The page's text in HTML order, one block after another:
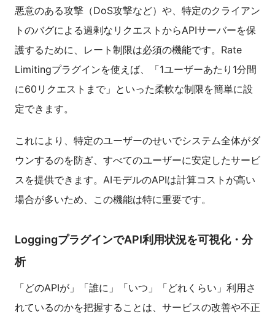
悪意のある攻撃（DoS攻撃など）や、特定のクライアン
トのバグによる過剰なリクエストからAPIサーバーを保
護するために、レート制限は必須の機能です。Rate
Limitingプラグインを使えば、「1ユーザーあたり1分間
に60リクエストまで」といった柔軟な制限を簡単に設
定できます。
これにより、特定のユーザーのせいでシステム全体がダ
ウンするのを防ぎ、すべてのユーザーに安定したサービ
スを提供できます。AIモデルのAPIは計算コストが高い
場合が多いため、この機能は特に重要です。
LoggingプラグインでAPI利用状況を可視化・分
析
「どのAPIが」「誰に」「いつ」「どれくらい」利用さ
れているのかを把握することは、サービスの改善や不正